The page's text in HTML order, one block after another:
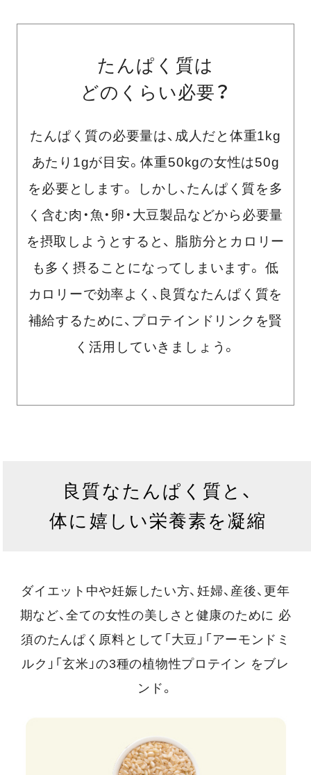
たんぱく質は
どのくらい必要？
たんぱく質の必要量は、成人だと体重1kg
あたり1gが目安。体重50kgの女性は50g
を必要とします。
しかし、たんぱく質を多
く含む肉・魚・卵・大豆製品などから必要量
を摂取しようとすると、
脂肪分とカロリー
も多く摂ることになってしまいます。
低
カロリーで効率よく、良質なたんぱく質を
補給するために、プロテインドリンクを賢
く活用していきましょう。
良質なたんぱく質と、
体に嬉しい栄養素を凝縮
ダイエット中や妊娠したい方、妊婦、産後、更年
期など、全ての女性の美しさと健康のために 必
須のたんぱく原料として「大豆」「アーモンドミ
ルク」「玄米」の3種の植物性プロテイン をブレ
ンド。